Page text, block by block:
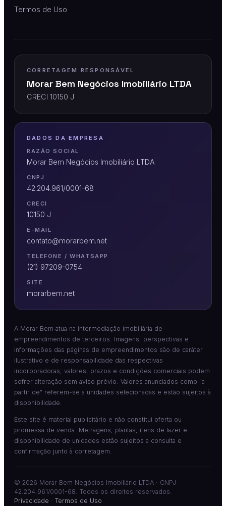
Termos de Uso
CORRETAGEM RESPONSÁVEL
Morar Bem Negócios Imobiliário LTDA
CRECI 10150 J
DADOS DA EMPRESA
RAZÃO SOCIAL
Morar Bem Negócios Imobiliário LTDA
CNPJ
42.204.961/0001-68
CRECI
10150 J
E-MAIL
contato@morarbem.net
TELEFONE / WHATSAPP
(21) 97209-0754
SITE
morarbem.net
A Morar Bem atua na intermediação imobiliária de
empreendimentos de terceiros. Imagens, perspectivas e
informações das páginas de empreendimentos são de caráter
ilustrativo e de responsabilidade das respectivas
incorporadoras; valores, prazos e condições comerciais podem
sofrer alteração sem aviso prévio. Valores anunciados como "a
partir de" referem-se a unidades selecionadas e estão sujeitos à
disponibilidade.
Este site é material publicitário e não constitui oferta ou
promessa de venda. Metragens, plantas, itens de lazer e
disponibilidade de unidades estão sujeitos a consulta e
confirmação junto à corretagem.
© 2026 Morar Bem Negócios Imobiliário LTDA · CNPJ
42.204.961/0001-68. Todos os direitos reservados.
Privacidade · Termos de Uso